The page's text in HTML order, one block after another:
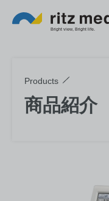
Products
商品紹介